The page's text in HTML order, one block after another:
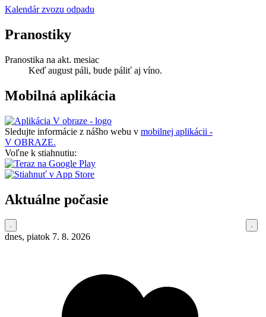
Kalendár zvozu odpadu
Pranostiky
Pranostika na akt. mesiac
Keď august páli, bude páliť aj víno.
Mobilná aplikácia
Sledujte informácie z nášho webu v mobilnej aplikácii -
V OBRAZE.
Voľne k stiahnutiu:
Aktuálne počasie
dnes, piatok 7. 8. 2026